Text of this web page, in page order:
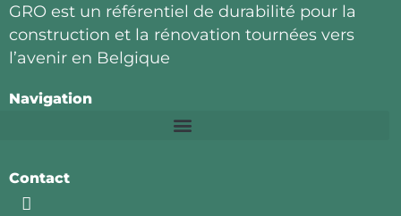
GRO est un référentiel de durabilité pour la
construction et la rénovation tournées vers
l’avenir en Belgique
Navigation
Contact